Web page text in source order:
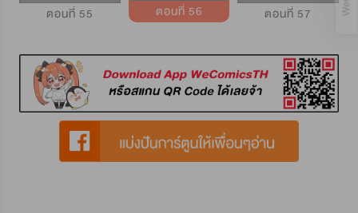
ตอนที่ 55 ตอนที่ 56 ตอนที่ 57